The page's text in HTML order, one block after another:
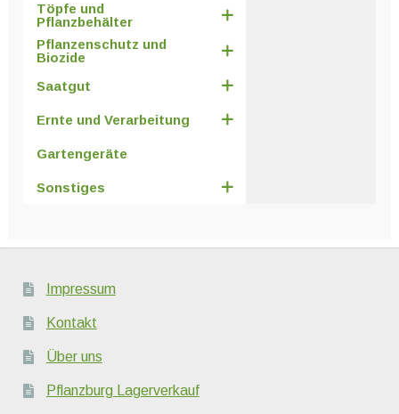
Töpfe und
Pflanzbehälter
Pflanzenschutz und
Biozide
Saatgut
Ernte und Verarbeitung
Gartengeräte
Sonstiges
Impressum
Kontakt
Über uns
Pflanzburg Lagerverkauf